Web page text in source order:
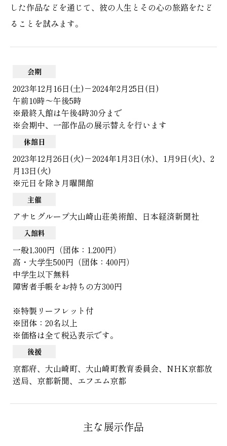
した作品などを通じて、彼の人生とその心の旅路をたど
ることを試みます。
会期
2023年12月16日(土)－2024年2月25日(日)
午前10時～午後5時
※最終入館は午後4時30分まで
※会期中、一部作品の展示替えを行います
休館日
2023年12月26日(火)－2024年1月3日(水)、1月9日(火)、2
月13日(火)
※元日を除き月曜開館
主催
アサヒグループ大山崎山荘美術館、日本経済新聞社
入館料
一般1,300円（団体：1,200円）
高・大学生500円（団体：400円）
中学生以下無料
障害者手帳をお持ちの方300円
※特製リーフレット付
※団体：20名以上
※価格は全て税込表示です。
後援
京都府、大山崎町、大山崎町教育委員会、NHK京都放
送局、京都新聞、エフエム京都
主な展示作品